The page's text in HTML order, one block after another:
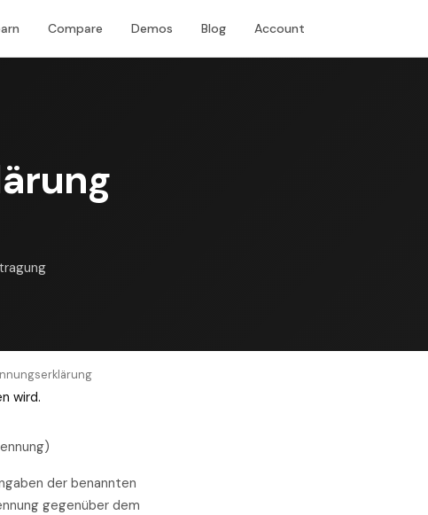
Compare Demos Blog Account
wird.
der benannten
gegenüber dem